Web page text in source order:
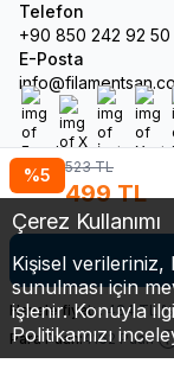
Çerez Kullanımı
Kişisel verileriniz,
sunulması için
işlenir. Konuyla
Politikamızı
%5 523TL
499TL
Havale fiyatı :484TL %
Para Puan:4162 Puan
Telefon
+90 850 242 92 50
E-Posta
Facebook
X